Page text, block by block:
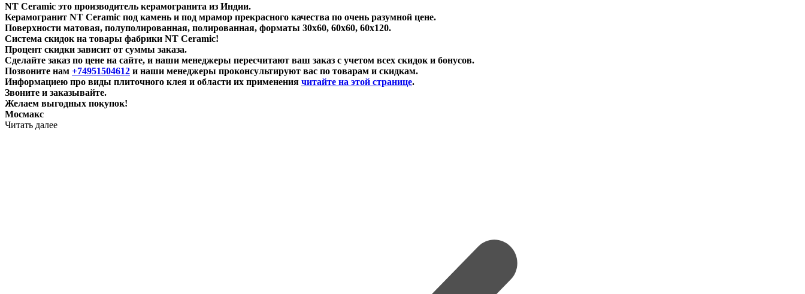
NT Ceramic это производитель керамогранита из Индии.
Керамогранит NT Ceramic под камень и под мрамор прекрасного качества по очень разумной цене.
Поверхности матовая, полуполированная, полированная, форматы 30х60, 60х60, 60х120.
Система скидок на товары фабрики NT Ceramic!
Процент скидки зависит от суммы заказа.
Сделайте заказ по цене на сайте, и наши менеджеры пересчитают ваш заказ с учетом всех скидок и бонусов.
Позвоните нам +74951504612 и наши менеджеры проконсультируют вас по товарам и скидкам.
Информациею про виды плиточного клея и области их применения читайте на этой странице.
Звоните и заказывайте.
Желаем выгодных покупок!
Мосмакс
Читать далее